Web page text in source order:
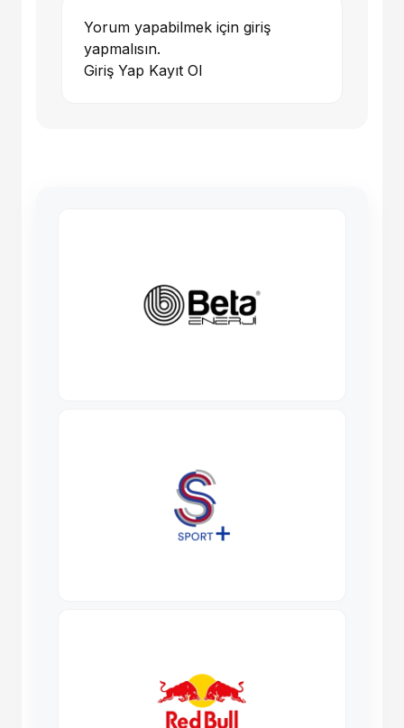
Yorum yapabilmek için giriş
yapmalısın.
Giriş Yap Kayıt Ol